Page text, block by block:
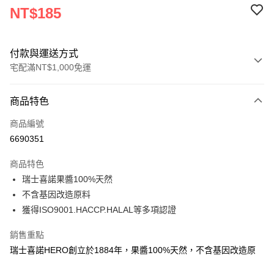
NT$185
付款與運送方式
宅配滿NT$1,000免運
信用卡一次付款
Apple Pay
運送方式
常溫宅配
商品特色
商品編號
6690351
商品特色
瑞士喜諾果醬100%天然
不含基因改造原料
獲得ISO9001.HACCP.HALAL等多項認證
銷售重點
瑞士喜諾HERO創立於1884年，果醬100%天然，不含基因改造原